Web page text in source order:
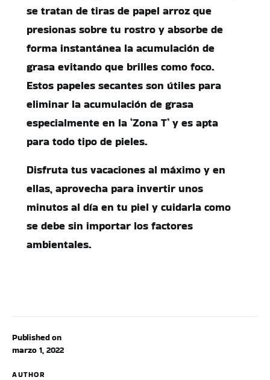
Published on
marzo 1, 2022
AUTHOR
se tratan de tiras de papel arroz que
presionas sobre tu rostro y absorbe de
forma instantánea la acumulación de
grasa evitando que brilles como foco.
Estos papeles secantes son útiles para
eliminar la acumulación de grasa
especialmente en la ‘Zona T’ y es apta
para todo tipo de pieles.
Disfruta tus vacaciones al máximo y en
ellas, aprovecha para invertir unos
minutos al día en tu piel y cuidarla como
se debe sin importar los factores
ambientales.